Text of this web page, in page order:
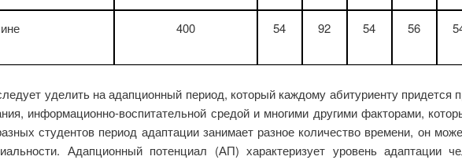
400 54 92 54 56
уделить на адапционный период, который каждому абитуриенту придется
информационно-воспитательной средой и многими другими факторами,
студентов период адаптации занимает разное количество времени, он
Адапционный потенциал (АП) характеризует уровень адаптации